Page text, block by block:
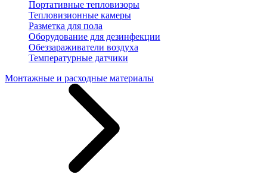
Портативные тепловизоры
Тепловизионные камеры
Разметка для пола
Оборудование для дезинфекции
Обеззараживатели воздуха
Температурные датчики
Монтажные и расходные материалы